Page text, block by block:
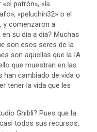
patrón», «la
«peluchín32» o el
y comenzaron a
su día a día? Muchas
son esos seres de la
son aquellas que la IA
que muestran en las
han cambiado de vida o
tener la vida que les
Ghibli? Pues que la
todos sus recursos,